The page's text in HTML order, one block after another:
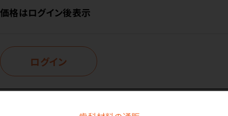
価格はログイン後表示
ログイン